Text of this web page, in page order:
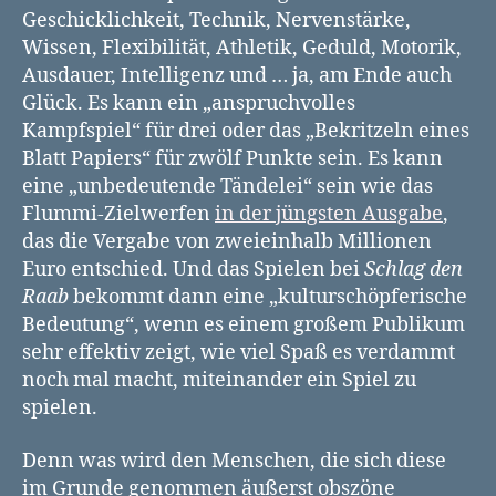
Geschicklichkeit, Technik, Nervenstärke,
Wissen, Flexibilität, Athletik, Geduld, Motorik,
Ausdauer, Intelligenz und … ja, am Ende auch
Glück. Es kann ein „anspruchvolles
Kampfspiel“ für drei oder das „Bekritzeln eines
Blatt Papiers“ für zwölf Punkte sein. Es kann
eine „unbedeutende Tändelei“ sein wie das
Flummi-Zielwerfen in der jüngsten Ausgabe,
das die Vergabe von zweieinhalb Millionen
Euro entschied. Und das Spielen beiSchlag den
Raabbekommt dann eine „kulturschöpferische
Bedeutung“, wenn es einem großem Publikum
sehr effektiv zeigt, wie viel Spaß es verdammt
noch mal macht, miteinander ein Spiel zu
spielen.
Denn was wird den Menschen, die sich diese
im Grunde genommen äußerst obszöne